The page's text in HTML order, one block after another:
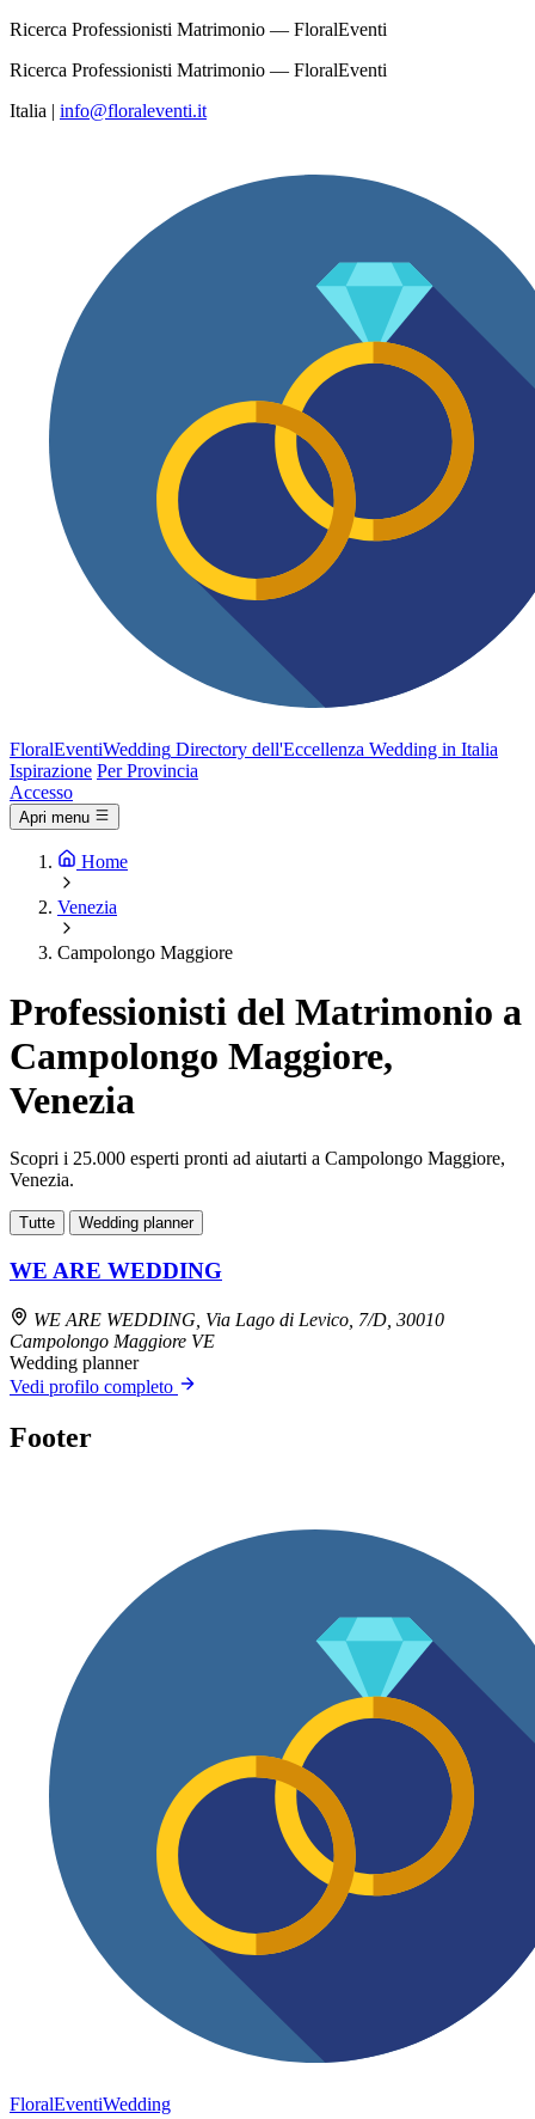
Ricerca Professionisti Matrimonio — FloralEventi
Ricerca Professionisti Matrimonio — FloralEventi
Italia | info@floraleventi.it
FloralEventiWedding Directory dell'Eccellenza Wedding in Italia
Ispirazione Per Provincia
Accesso
Apri menu
Home
Venezia
Campolongo Maggiore
Professionisti del Matrimonio a
Campolongo Maggiore,
Venezia
Scopri i 25.000 esperti pronti ad aiutarti a Campolongo Maggiore,
Venezia.
Tutte Wedding planner
WE ARE WEDDING
WE ARE WEDDING, Via Lago di Levico, 7/D, 30010
Campolongo Maggiore VE
Wedding planner
Vedi profilo completo
Footer
FloralEventiWedding